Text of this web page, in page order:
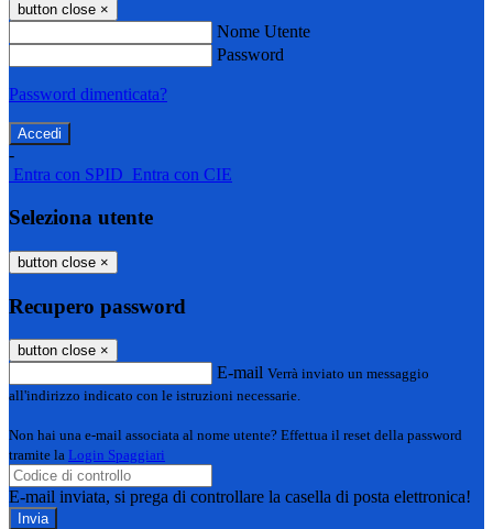
button close ×
Nome Utente
Password
Password dimenticata?
-
Entra con SPID Entra con CIE
Seleziona utente
button close ×
Recupero password
button close ×
E-mail Verrà inviato un messaggio
all'indirizzo indicato con le istruzioni necessarie.
Non hai una e-mail associata al nome utente? Effettua il reset della password
tramite la Login Spaggiari
E-mail inviata, si prega di controllare la casella di posta elettronica!